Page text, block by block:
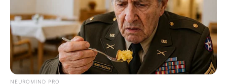
Auf einigen Seiten dieses Projektes sind Affiliate-
Angebote integriert. Wenn etwas darüber gebucht oder
gekauft wird, ist das eine Unterstützung, ohne dass sich
dadurch der Preis ändert.
NEUROMIND PRO